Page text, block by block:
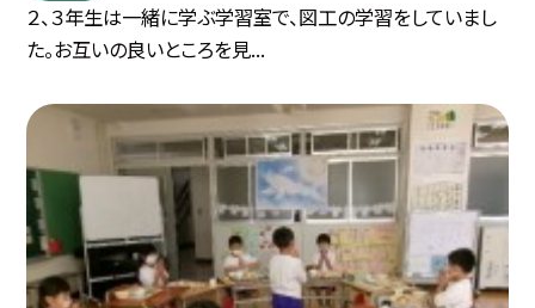
２、３年生は一緒に学ぶ学習室で、図工の学習をしていまし
た。お互いの良いところを見...